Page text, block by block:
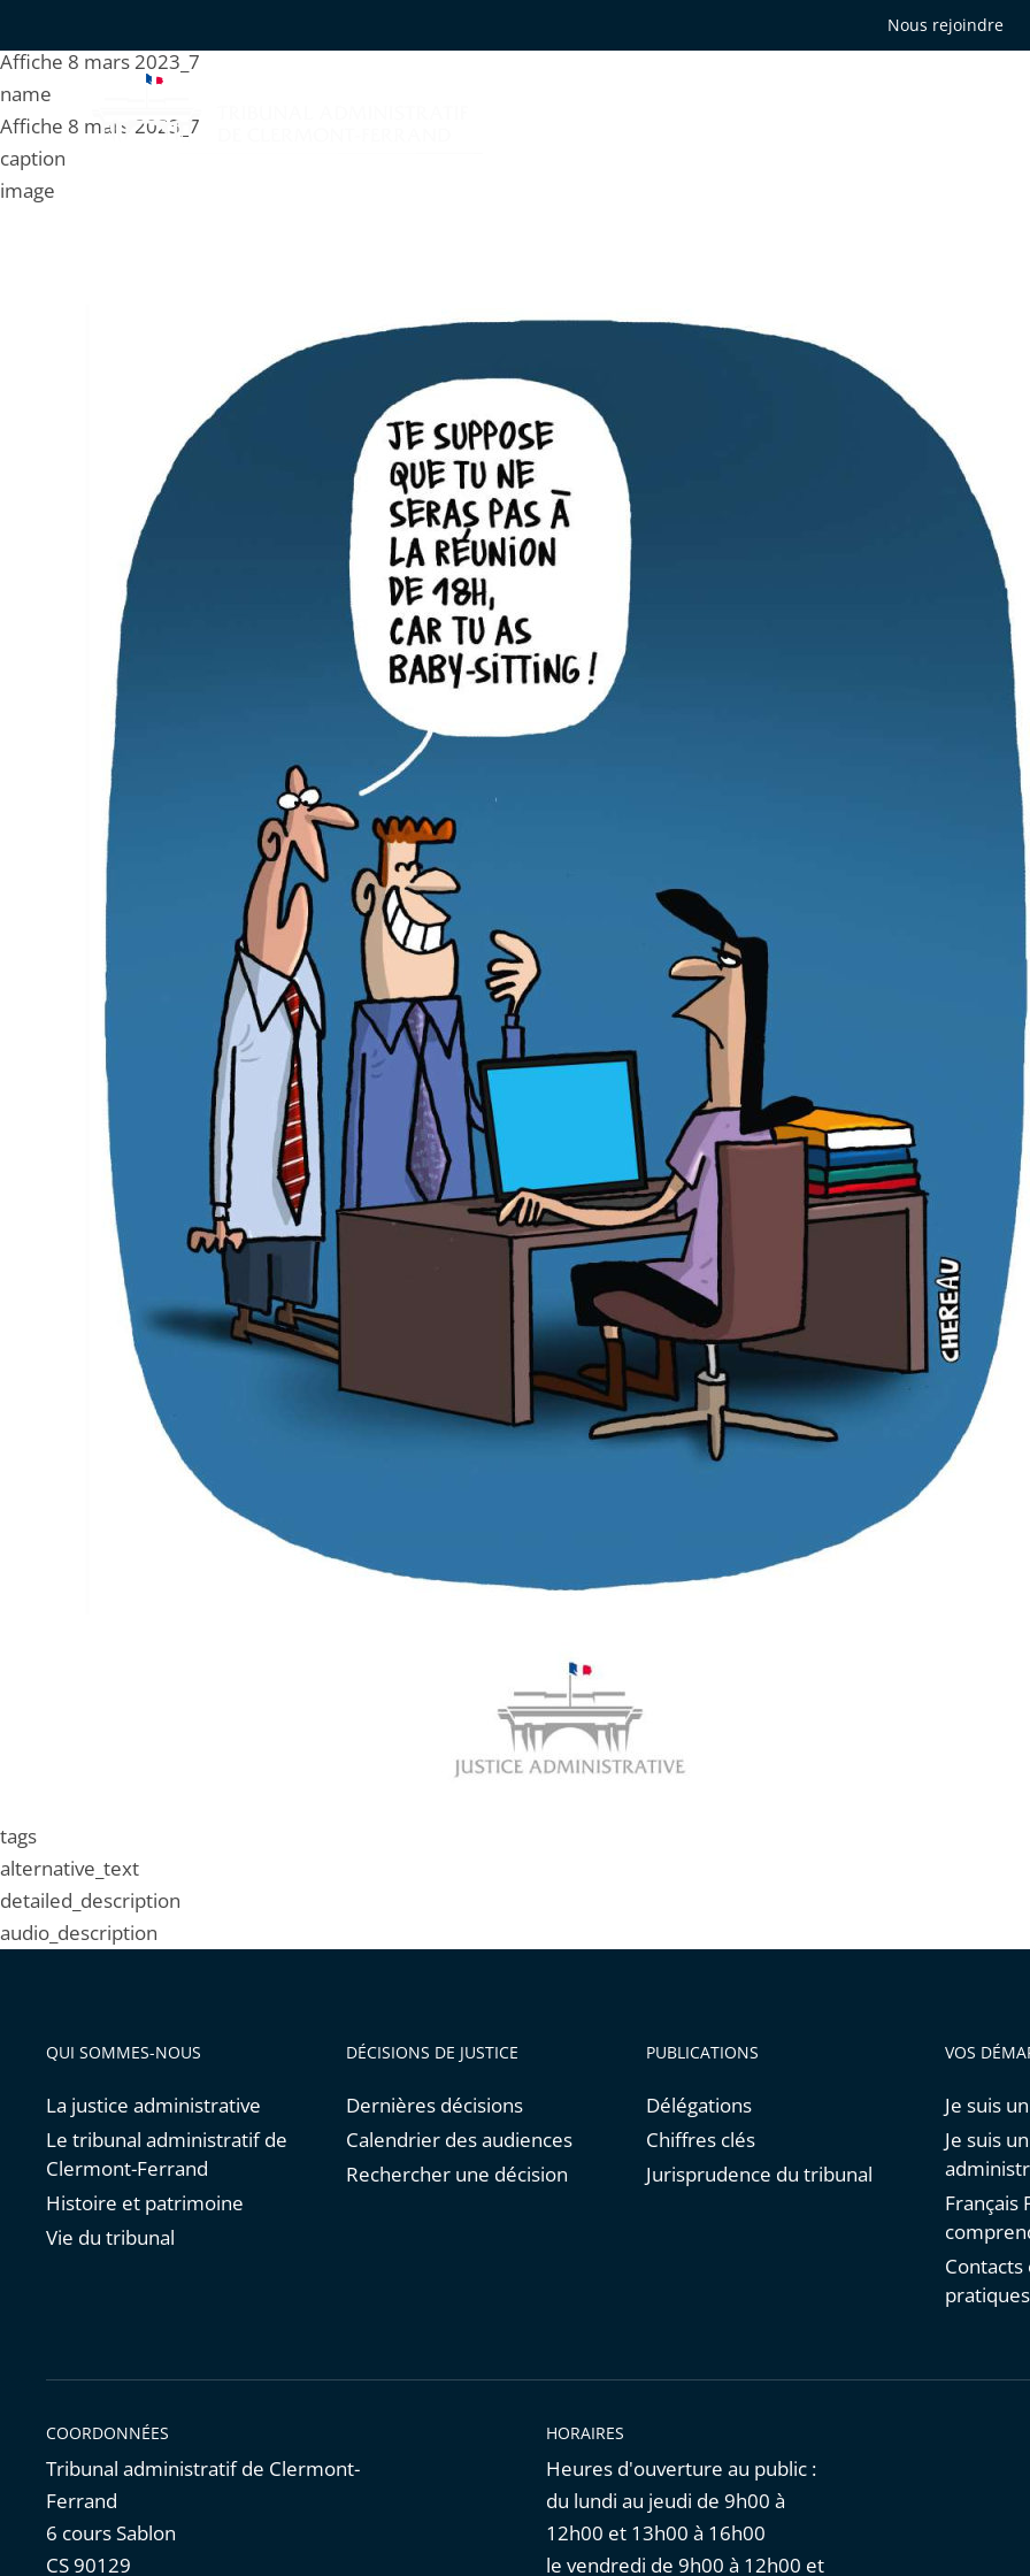
Nous rejoindre
Affiche 8 mars 2023_7
name
Affiche 8 mars 2023_7
caption
image
tags
alternative_text
detailed_description
audio_description
QUI SOMMES-NOUS
La justice administrative
Le tribunal administratif de
Clermont-Ferrand
Histoire et patrimoine
Vie du tribunal
DÉCISIONS DE JUSTICE
Dernières décisions
Calendrier des audiences
Rechercher une décision
PUBLICATIONS
Délégations
Chiffres clés
Jurisprudence du tribunal
VOS
Je suis
Je suis
Français
pratiques
COORDONNÉES
Tribunal administratif de Clermont-
Ferrand
6 cours Sablon
CS 90129
HORAIRES
Heures d'ouverture au public :
du lundi au jeudi de 9h00 à
12h00 et 13h00 à 16h00
le vendredi de 9h00 à 12h00 et